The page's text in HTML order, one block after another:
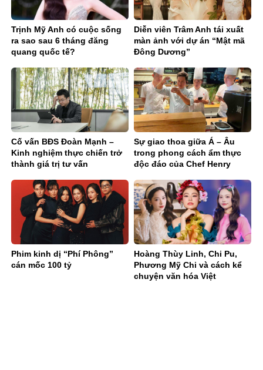
Trịnh Mỹ Anh có cuộc sống
ra sao sau 6 tháng đăng
quang quốc tế?
Diễn viên Trâm Anh tái xuất
màn ảnh với dự án “Mật mã
Đông Dương”
Cố vấn BĐS Đoàn Mạnh –
Kinh nghiệm thực chiến trở
thành giá trị tư vấn
Sự giao thoa giữa Á – Âu
trong phong cách ẩm thực
độc đáo của Chef Henry
Phim kinh dị “Phí Phông”
cán mốc 100 tỷ
Hoàng Thùy Linh, Chi Pu,
Phương Mỹ Chi và cách kể
chuyện văn hóa Việt